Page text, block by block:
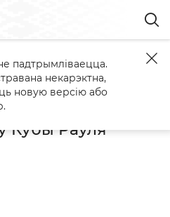
Лукашэнка павіншаваў Старшыню
павіншаваў
Савета і
Кубы Рауля
падтрымліваецца.
некарэктна,
новую версію або